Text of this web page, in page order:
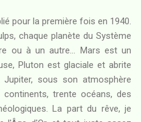
pour la première fois en 1940.
chaque planète du Système
ou à un autre... Mars est un
Pluton est glaciale et abrite
sous son atmosphère
continents, trente océans, des
La part du rêve, je